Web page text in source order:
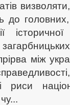
головних,
між